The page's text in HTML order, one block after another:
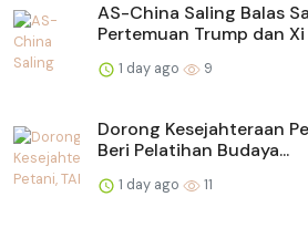
AS-China Saling Balas
Pertemuan Trump dan Xi
1 day ago 9
Dorong Kesejahteraan
Beri Pelatihan Budaya...
1 day ago 11